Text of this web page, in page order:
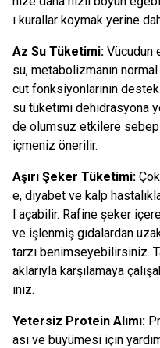
ı kurallar koymak yerine
Az Su Tüketimi: Vücudun
su, metabolizmanın
cut fonksiyonlarının
su tüketimi dehidrasyona
de olumsuz etkilere
içmeniz önerilir.
Aşırı Şeker Tüketimi:
e, diyabet ve kalp
l açabilir. Rafine şeker
ve işlenmiş gıdalardan
tarzı benimseyebilirsiniz.
aklarıyla karşılamaya
iniz.
Yetersiz Protein Alımı:
ası ve büyümesi için